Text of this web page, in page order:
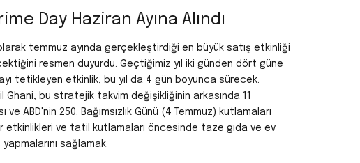
Day Haziran Ayına Alındı
temmuz ayında gerçekleştirdiği en büyük satış etkinliği
resmen duyurdu. Geçtiğimiz yıl iki günden dört güne
tetikleyen etkinlik, bu yıl da 4 gün boyunca sürecek.
Ghani, bu stratejik takvim değişikliğinin arkasında 11
ve ABD'nin 250. Bağımsızlık Günü (4 Temmuz) kutlamaları
ve tatil kutlamaları öncesinde taze gıda ve ev
sağlamak.